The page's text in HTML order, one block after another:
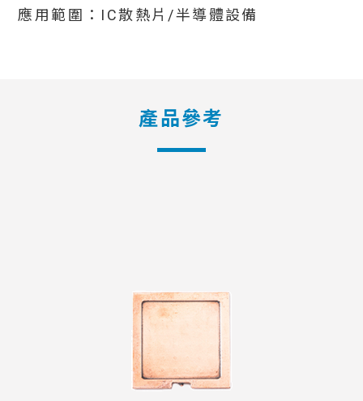
應用範圍：IC散熱片/半導體設備
產品參考